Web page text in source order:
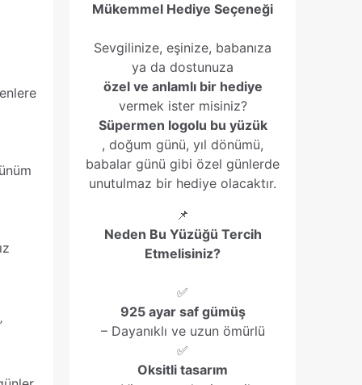
Mükemmel Hediye Seçeneği
Sevgilinize, eşinize, babanıza
ya da dostunuza
özel ve anlamlı bir hediye
vermek ister misiniz?
Süpermen logolu bu yüzük
, doğum günü, yıl dönümü,
babalar günü gibi özel günlerde
unutulmaz bir hediye olacaktır.
📌
Neden Bu Yüzüğü Tercih
Etmelisiniz?
✅
925 ayar saf gümüş
– Dayanıklı ve uzun ömürlü
✅
Oksitli tasarım